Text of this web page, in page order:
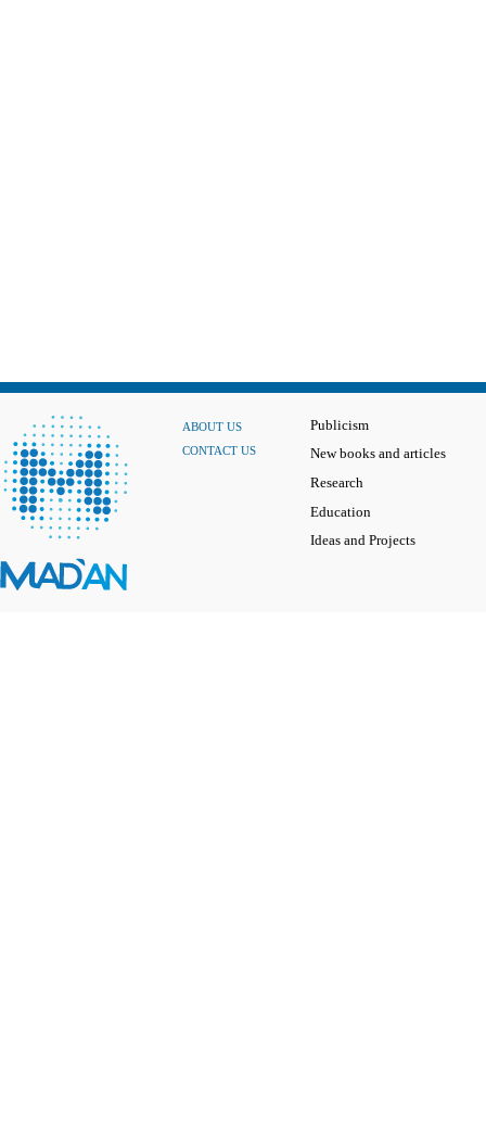
ABOUT US
CONTACT US
Publicism
New books and articles
Research
Education
Ideas and Projects